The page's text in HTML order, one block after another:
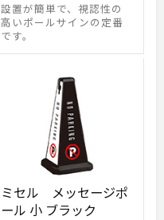
設置が簡単で、視認性の
高いポールサインの定番
です。
ミセル メッセージポ
ール 小 ブラック